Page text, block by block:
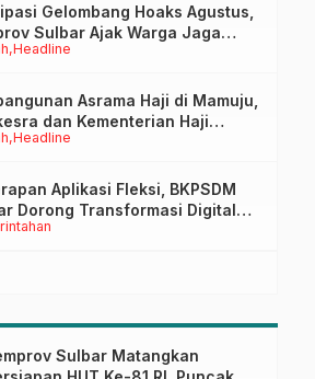
Headline
Gelombang Hoaks Agustus,
Sulbar Ajak Warga Jaga
Digital
Headline
Asrama Haji di Mamuju,
dan Kementerian Haji
Tinjau Lokasi
Aplikasi Fleksi, BKPSDM
Dorong Transformasi Digital
Kehadiran ASN
Sulbar Matangkan